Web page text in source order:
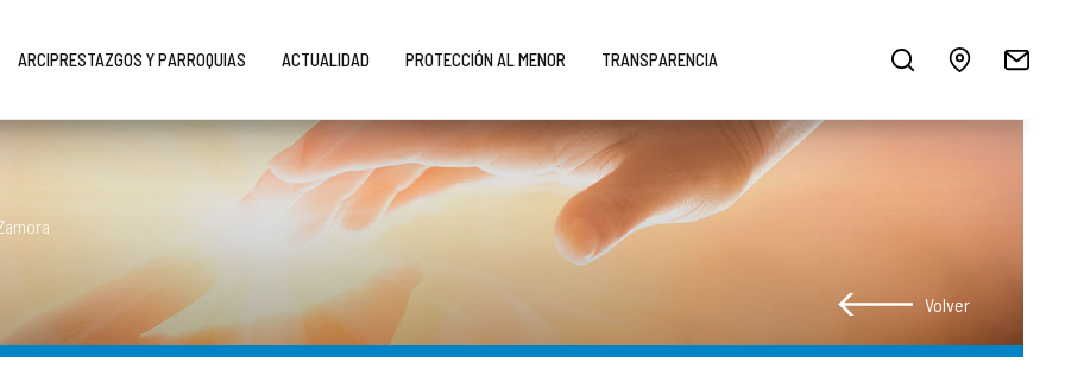
ARCIPRESTAZGOS Y PARROQUIAS ACTUALIDAD PROTECCIÓN AL MENOR TRANSPARENCIA
Volver